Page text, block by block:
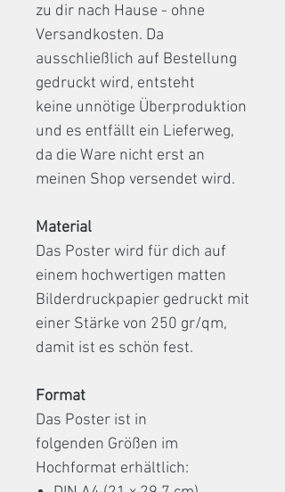
zu dir nach Hause - ohne
Versandkosten. Da
ausschließlich auf Bestellung
gedruckt wird, entsteht
keine unnötige Überproduktion
und es entfällt ein Lieferweg,
da die Ware nicht erst an
meinen Shop versendet wird.
Material
Das Poster wird für dich auf
einem hochwertigen matten
Bilderdruckpapier gedruckt mit
einer Stärke von 250 gr/qm,
damit ist es schön fest.
Format
Das Poster ist in
folgenden Größen im
Hochformat erhältlich: